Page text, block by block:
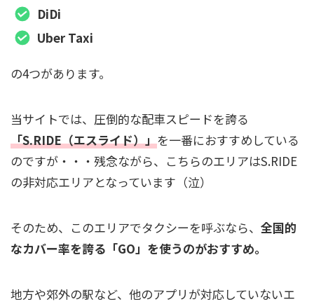
DiDi
Uber Taxi
の4つがあります。
当サイトでは、圧倒的な配車スピードを誇る
「S.RIDE（エスライド）」を一番におすすめしている
のですが・・・残念ながら、こちらのエリアはS.RIDE
の非対応エリアとなっています（泣）
そのため、このエリアでタクシーを呼ぶなら、 全国的
なカバー率を誇る「GO」を使うのがおすすめ。
地方や郊外の駅など、他のアプリが対応していないエ